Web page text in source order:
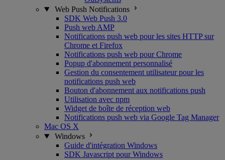
Web Push Notifications
SDK Web Push 3.0
Push web AMP
Notifications push web pour les sites HTTP sur
Chrome et Firefox
Notifications push web pour Chrome
Popup d'abonnement personnalisé
Gestion du consentement utilisateur pour les
notifications push web
Bouton d'abonnement aux notifications push
Utilisation avec npm
Widget de boîte de réception web
Notifications push web via Google Tag Manager
Mac OS X
Windows
Guide d'intégration Windows
SDK Javascript pour Windows